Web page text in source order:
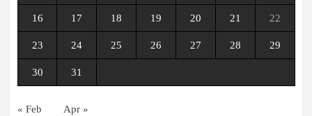
16 17 18 19 20 21 22
23 24 25 26 27 28 29
30 31
« Feb Apr »